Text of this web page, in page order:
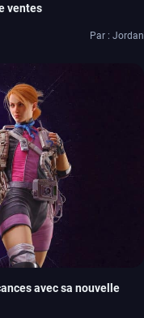
ventes
Par : Jordan
avec sa nouvelle